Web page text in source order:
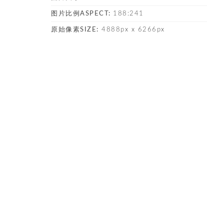
图片比例ASPECT: 188:241
原始像素SIZE: 4888px x 6266px